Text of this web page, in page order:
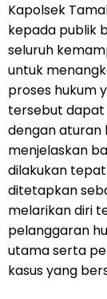
Kapolsek
kepada publik
seluruh
untuk
proses hukum
tersebut dapat
dengan aturan
menjelaskan
dilakukan
ditetapkan
melarikan diri
pelanggaran
utama serta
kasus yang